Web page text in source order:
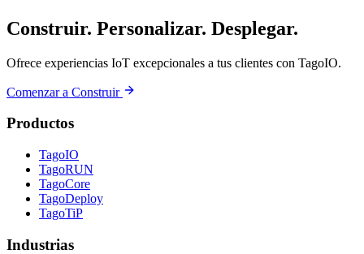
Construir. Personalizar. Desplegar.
Ofrece experiencias IoT excepcionales a tus clientes con TagoIO.
Comenzar a Construir
Productos
TagoIO
TagoRUN
TagoCore
TagoDeploy
TagoTiP
Industrias